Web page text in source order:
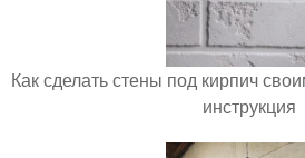
Как сделать стены под кирпич
инструкция